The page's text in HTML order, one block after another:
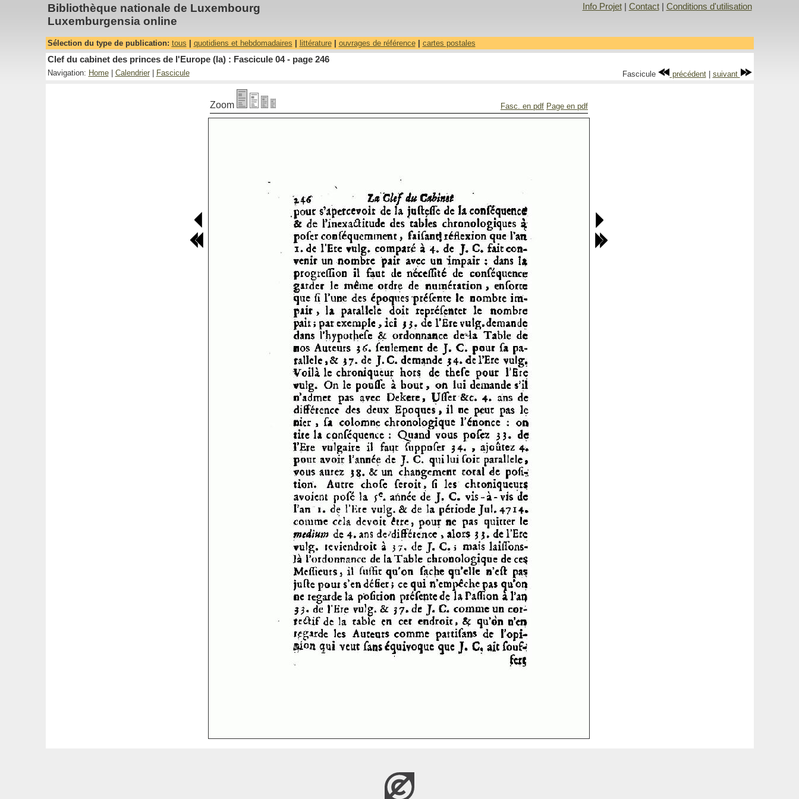
Bibliothèque nationale de Luxembourg
Luxemburgensia online
Info Projet| Contact| Conditions d'utilisation
Sélection du type de publication: tous quotidiens et hebdomadaires littérature| ouvrages de référence| cartes postales
Clef du cabinet des princes de l'Europe (la) : Fascicule 04 - page 246
Navigation: Home| Calendrier| Fascicule Fascicule précédent| suivant
Zoom Fasc. en pdf Page en pdf